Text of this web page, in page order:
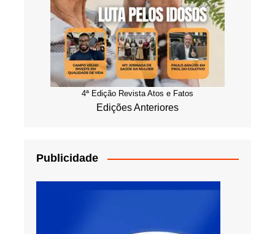
4ª Edição Revista Atos e Fatos
Edições Anteriores
Publicidade